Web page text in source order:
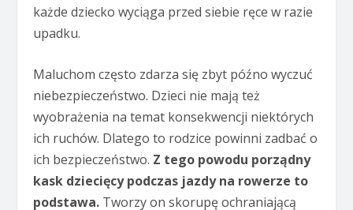
każde dziecko wyciąga przed siebie ręce w razie
upadku.
Maluchom często zdarza się zbyt późno wyczuć
niebezpieczeństwo. Dzieci nie mają też
wyobrażenia na temat konsekwencji niektórych
ich ruchów. Dlatego to rodzice powinni zadbać o
ich bezpieczeństwo. Z tego powodu porządny
kask dziecięcy podczas jazdy na rowerze to
podstawa. Tworzy on skorupę ochraniającą